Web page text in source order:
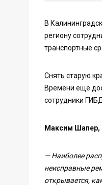
В
региону
транспортные
Снять старую
Времени еще
сотрудники
Максим Шапер,
— Наиболее
неисправные
открывается,